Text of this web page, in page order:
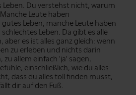
Leben. Du verstehst nicht, warum
Leute haben
Leben, manche Leute haben
Leben. Da gibt es alle
aber es ist alles ganz gleich: wenn
zu erleben und nichts darin
allem einfach 'ja' sagen,
einschließlich, wie du alles
dass du alles toll finden musst,
dir auf den Fuß.